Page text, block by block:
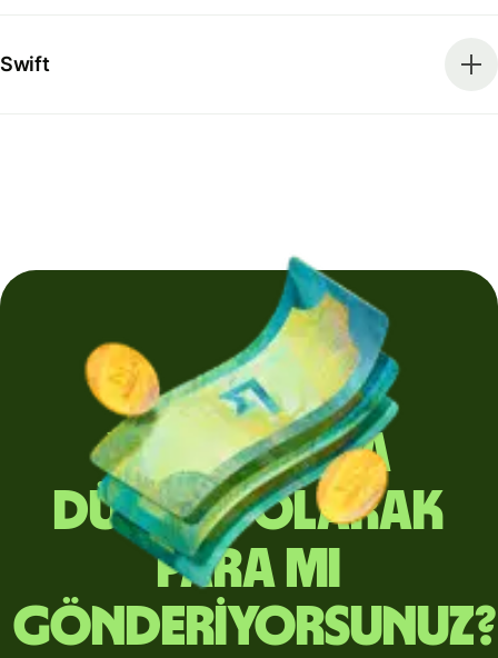
Swift
Yurt dışına
düzenli olarak
para mı
gönderiyorsunuz?